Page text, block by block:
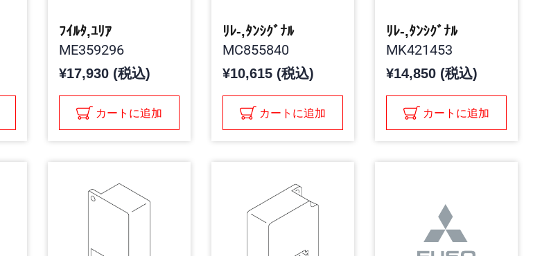
ﾌｲﾙﾀ,ﾕﾘｱ
ME359296
¥17,930 (税込)
カートに追加
ﾘﾚ-,ﾀﾝｼｸﾞﾅﾙ
MC855840
¥10,615 (税込)
カートに追加
ﾘﾚ-,ﾀﾝｼｸﾞﾅﾙ
MK421453
¥14,850 (税込)
カートに追加